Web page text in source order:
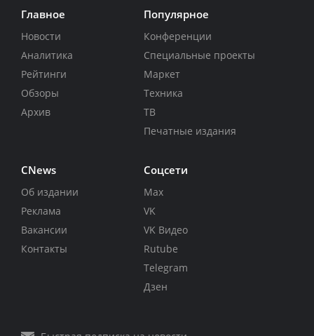
Главное
Новости
Аналитика
Рейтинги
Обзоры
Архив
Популярное
Конференции
Специальные проекты
Маркет
Техника
ТВ
Печатные издания
CNews
Об издании
Реклама
Вакансии
Контакты
Соцсети
Max
VK
VK Видео
Rutube
Telegram
Дзен